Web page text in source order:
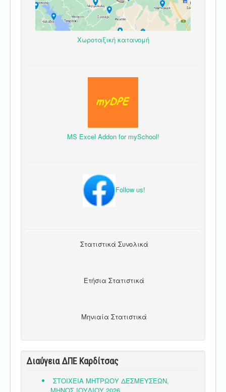
Χωροταξική κατανομή
MS Excel Addon for mySchool!
Follow us!
Στατιστικά Συνολικά
Ετήσια Στατιστικά
Μηνιαία Στατιστικά
Διαύγεια ΔΠΕ Καρδίτσας